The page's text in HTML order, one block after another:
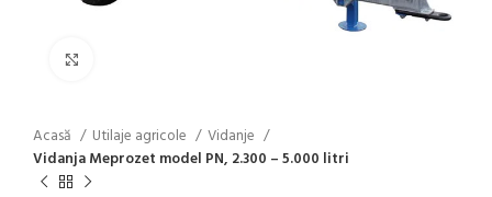
Acasă Utilaje agricole
Vidanje
Vidanja Meprozet model PN, 2.300 – 5.000 litri